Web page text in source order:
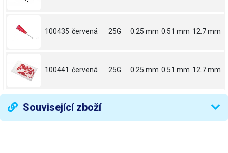
100435 červená 25G 0.25 mm 0.51 mm 12.7 mm
100441 červená 25G 0.25 mm 0.51 mm 12.7 mm
Související zboží